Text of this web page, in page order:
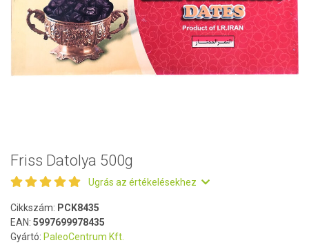
Friss Datolya 500g
Ugrás az értékelésekhez
Cikkszám: PCK8435
EAN: 5997699978435
Gyártó: PaleoCentrum Kft.